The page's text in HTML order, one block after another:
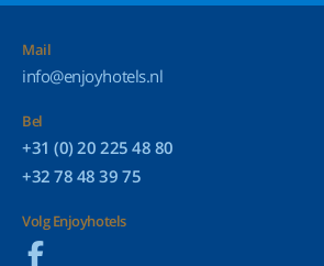
Mail
info@enjoyhotels.nl
Bel
+31 (0) 20 225 48 80
+32 78 48 39 75
Volg Enjoyhotels